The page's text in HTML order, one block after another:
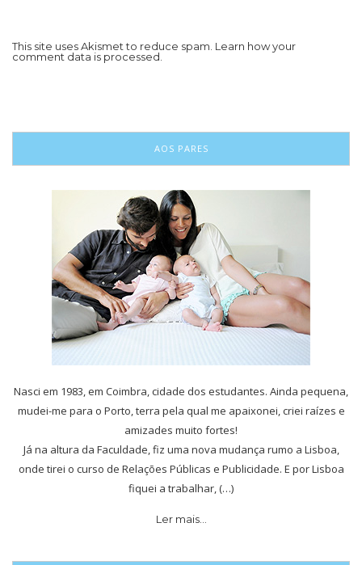
This site uses Akismet to reduce spam. Learn how your
comment data is processed.
AOS PARES
Nasci em 1983, em Coimbra, cidade dos estudantes. Ainda pequena,
mudei-me para o Porto, terra pela qual me apaixonei, criei raízes e
amizades muito fortes!
Já na altura da Faculdade, fiz uma nova mudança rumo a Lisboa,
onde tirei o curso de Relações Públicas e Publicidade. E por Lisboa
fiquei a trabalhar, (…)
Ler mais…